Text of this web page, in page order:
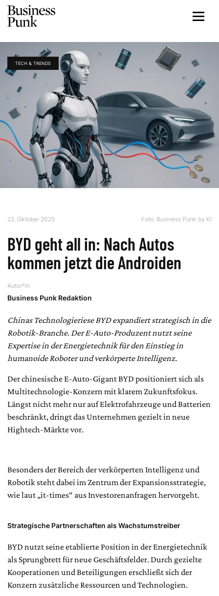
TECH & TRENDS
22. Oktober 2025 Foto: Business Punk by KI
BYD geht all in: Nach Autos
kommen jetzt die Androiden
Autor*in
Business Punk Redaktion
Chinas Technologieriese BYD expandiert strategisch in die
Robotik-Branche. Der E-Auto-Produzent nutzt seine
Expertise in der Energietechnik für den Einstieg in
humanoide Roboter und verkörperte Intelligenz.
Der chinesische E-Auto-Gigant BYD positioniert sich als
Multitechnologie-Konzern mit klarem Zukunftsfokus.
Längst nicht mehr nur auf Elektrofahrzeuge und Batterien
beschränkt, dringt das Unternehmen gezielt in neue
Hightech-Märkte vor.
Besonders der Bereich der verkörperten Intelligenz und
Robotik steht dabei im Zentrum der Expansionsstrategie,
wie laut „it-times“ aus Investorenanfragen hervorgeht.
Strategische Partnerschaften als Wachstumstreiber
BYD nutzt seine etablierte Position in der Energietechnik
als Sprungbrett für neue Geschäftsfelder. Durch gezielte
Kooperationen und Beteiligungen erschließt sich der
Konzern zusätzliche Ressourcen und Technologien.